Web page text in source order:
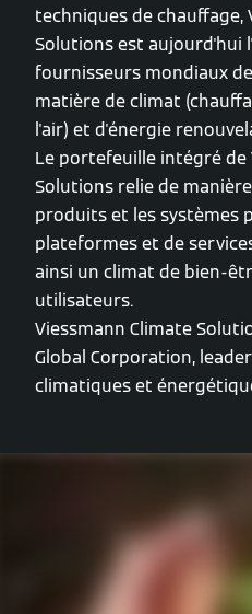
techniques de chauffage,
Solutions est aujourd'hui
fournisseurs mondiaux
matière de climat
l'air) et d'énergie
Le portefeuille intégré de
Solutions relie de
produits et les systèmes
plateformes et de
ainsi un climat de bien-
utilisateurs.
Viessmann Climate
Global Corporation,
climatiques et